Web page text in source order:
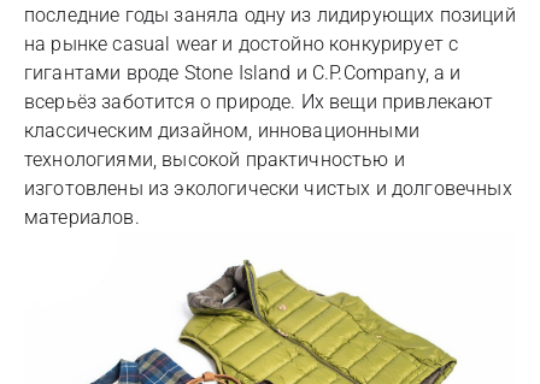
последние годы заняла одну из лидирующих позиций
на рынке casual wear и достойно конкурирует с
гигантами вроде Stone Island и C.P.Company, а и
всерьёз заботится о природе. Их вещи привлекают
классическим дизайном, инновационными
технологиями, высокой практичностью и
изготовлены из экологически чистых и долговечных
материалов.